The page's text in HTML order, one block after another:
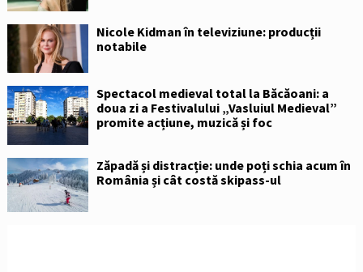
Nicole Kidman în televiziune: producții
notabile
Spectacol medieval total la Băcăoani: a
doua zi a Festivalului „Vasluiul Medieval”
promite acțiune, muzică și foc
Zăpadă și distracție: unde poți schia acum în
România și cât costă skipass-ul